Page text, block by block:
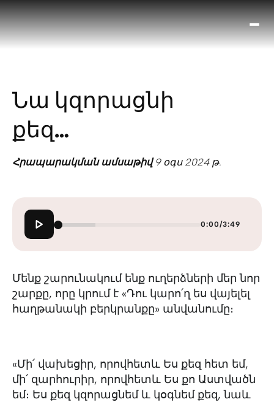
Նա կզորացնի
քեզ…
Հրապարակման ամսաթիվ9 օգս 2024 թ.
0:00/3:49
Մենք շարունակում ենք ուղերձների մեր նոր
շարքը, որը կրում է «Դու կարո՛ղ ես վայելել
հաղթանակի բերկրանքը» անվանումը։
«Մի՛ վախեցիր, որովհետև Ես քեզ հետ եմ,
մի՛ զարհուրիր, որովհետև Ես քո Աստվածն
եմ։ Ես քեզ կզորացնեմ և կօգնեմ քեզ, նաև